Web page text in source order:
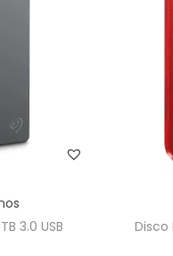
3.0 USB
Disco